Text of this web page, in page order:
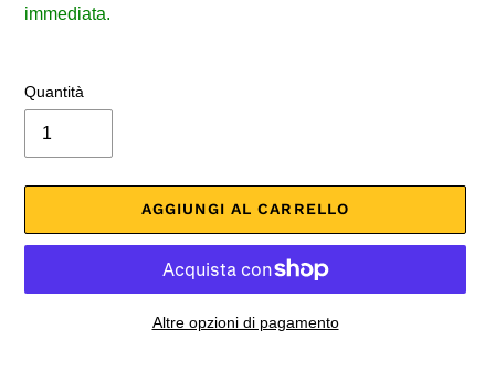
listino
immediata.
Quantità
AGGIUNGI AL CARRELLO
Altre opzioni di pagamento